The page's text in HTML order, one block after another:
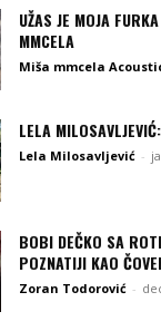
UŽAS JE MOJA
MMCELA
Miša mmcela
LELA
Lela Milosavljević -
BOBI DEČKO SA
POZNATIJI KAO
Zoran Todorović -